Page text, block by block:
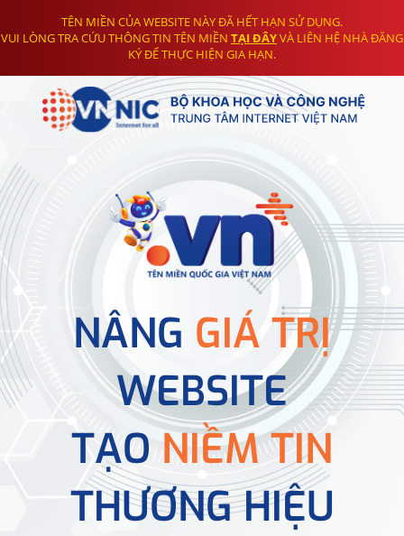
TÊN MIỀN CỦA WEBSITE NÀY ĐÃ HẾT HẠN SỬ DỤNG.
VUI LÒNG TRA CỨU THÔNG TIN TÊN MIỀN TẠI ĐÂYVÀ LIÊN HỆ NHÀ ĐĂNG
KÝ ĐỂ THỰC HIỆN GIA HẠN.
NÂNG GIÁ TRỊ
WEBSITE
TẠONIỀM TIN
THƯƠNG HIỆU